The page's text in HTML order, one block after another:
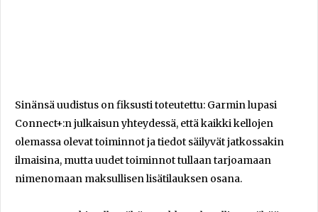
Sinänsä uudistus on fiksusti toteutettu: Garmin lupasi
Connect+:n julkaisun yhteydessä, että kaikki kellojen
olemassa olevat toiminnot ja tiedot säilyvät jatkossakin
ilmaisina, mutta uudet toiminnot tullaan tarjoamaan
nimenomaan maksullisen lisätilauksen osana.